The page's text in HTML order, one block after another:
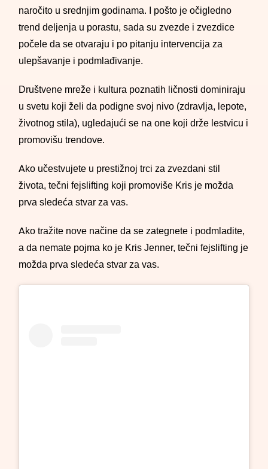
naročito u srednjim godinama. I pošto je očigledno
trend deljenja u porastu, sada su zvezde i zvezdice
počele da se otvaraju i po pitanju intervencija za
ulepšavanje i podmlađivanje.
Društvene mreže i kultura poznatih ličnosti dominiraju
u svetu koji želi da podigne svoj nivo (zdravlja, lepote,
životnog stila), ugledajući se na one koji drže lestvicu i
promovišu trendove.
Ako učestvujete u prestižnoj trci za zvezdani stil
života, tečni fejslifting koji promoviše Kris je možda
prva sledeća stvar za vas.
Ako tražite nove načine da se zategnete i podmladite,
a da nemate pojma ko je Kris Jenner, tečni fejslifting je
možda prva sledeća stvar za vas.